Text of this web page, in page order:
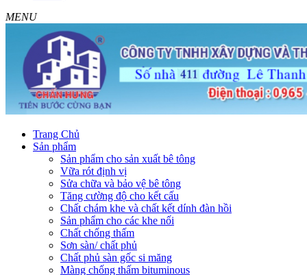
MENU
Trang Chủ
Sản phẩm
Sản phẩm cho sản xuất bê tông
Vữa rót định vị
Sửa chữa và bảo vệ bê tông
Tăng cường độ cho kết cấu
Chất chám khe và chất kết dính đàn hồi
Sản phẩm cho các khe nối
Chất chống thấm
Sơn sàn/ chất phủ
Chất phủ sàn gốc si măng
Màng chống thấm bituminous